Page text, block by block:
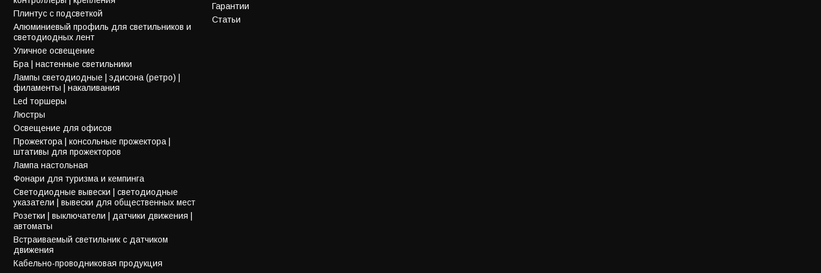
Плинтус с подсветкой
Алюминиевый профиль для светильников и
светодиодных лент
Уличное освещение
Бра | настенные светильники
Лампы светодиодные | эдисона (ретро) |
филаменты | накаливания
Led торшеры
Люстры
Освещение для офисов
Прожектора | консольные прожектора |
штативы для прожекторов
Лампа настольная
Фонари для туризма и кемпинга
Светодиодные вывески | светодиодные
указатели | вывески для общественных мест
Розетки | выключатели | датчики движения |
автоматы
Встраиваемый светильник с датчиком
движения
Кабельно-проводниковая продукция
Гарантии
Статьи